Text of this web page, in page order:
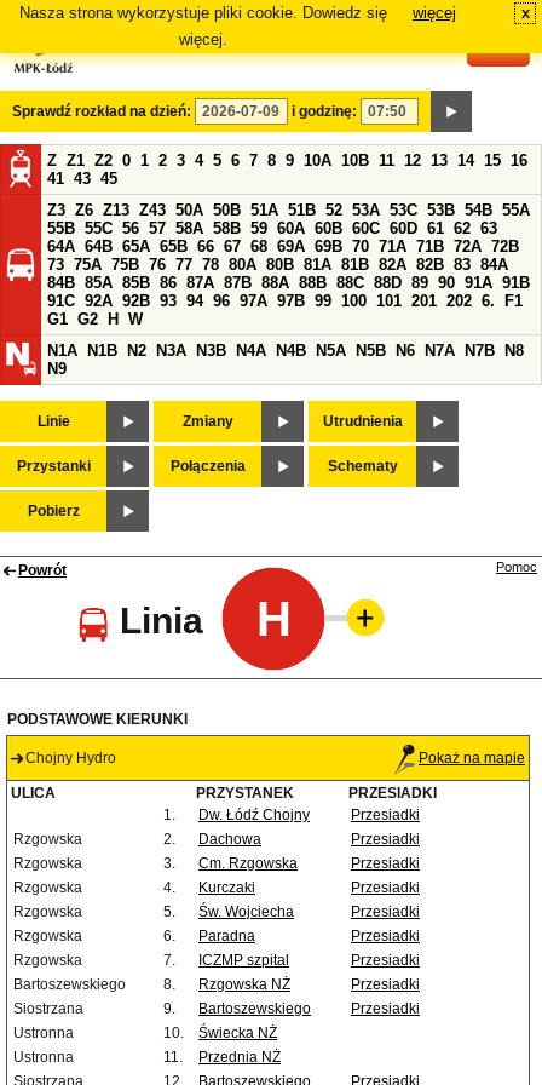
Nasza strona wykorzystuje pliki cookie. Dowiedz się
więcej.
więcej x
Sprawdź rozkład na dzień: i godzinę:
Z Z1 Z2 0 1 2 3 4 5 6 7 8 9 10A 10B 11 12 13 14 15 16
41 43 45
Z3 Z6 Z13 Z43 50A 50B 51A 51B 52 53A 53C 53B 54B 55A
55B 55C 56 57 58A 58B 59 60A 60B 60C 60D 61 62 63
64A 64B 65A 65B 66 67 68 69A 69B 70 71A 71B 72A 72B
73 75A 75B 76 77 78 80A 80B 81A 81B 82A 82B 83 84A
84B 85A 85B 86 87A 87B 88A 88B 88C 88D 89 90 91A 91B
91C 92A 92B 93 94 96 97A 97B 99 100 101 201 202 6.
F1
G1 G2 H
W
N1A
N1B N2 N3A N3B N4A N4B N5A N5B N6 N7A N7B
N8
N9
Linie Zmiany Utrudnienia
Przystanki Połączenia Schematy
Pobierz
Powrót
Linia H
Pomoc
PODSTAWOWE KIERUNKI
Chojny Hydro Pokaż na mapie
ULICA PRZYSTANEK
PRZESIADKI
1.
Dw. Łódź Chojny
Przesiadki
Rzgowska
2. Dachowa
Przesiadki
Rzgowska
3. Cm. Rzgowska
Przesiadki
Rzgowska
4. Kurczaki
Przesiadki
Rzgowska
5. Św. Wojciecha
Przesiadki
Rzgowska
6. Paradna
Przesiadki
Rzgowska
7. ICZMP szpital
Przesiadki
Bartoszewskiego
8. Rzgowska NŻ
Przesiadki
Siostrzana
9. Bartoszewskiego
Przesiadki
Ustronna
10.
Świecka NŻ
Ustronna
11.
Przednia NŻ
Siostrzana
12. Bartoszewskiego Przesiadki